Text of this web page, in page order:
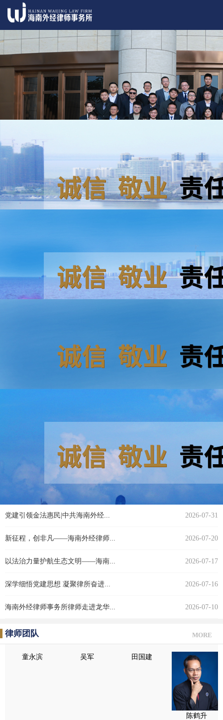
新闻资讯
党建引领金法惠民|中共海南外经... 2026-07-31
新征程，创非凡——海南外经律师... 2026-07-20
以法治力量护航生态文明——海南... 2026-07-17
深学细悟党建思想 凝聚律所奋进... 2026-07-16
海南外经律师事务所律师走进龙华... 2026-07-10
律师团队 MORE
童永滨 吴军 田国建
陈鹤升